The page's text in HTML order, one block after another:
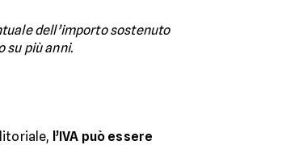
dell’importo sostenuto
su più anni.
l’IVA può essere